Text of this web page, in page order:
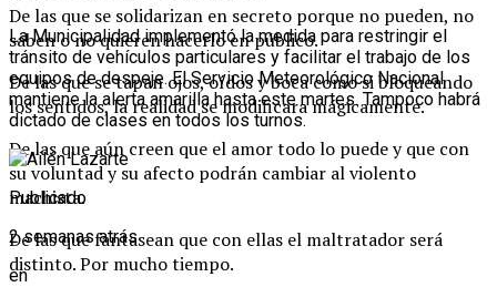
De las que se solidarizan en secreto porque no pueden, no
saben o no quieren hacerlo en público.
De las que se tapan ojos, oídos y boca como si bloqueando
los sentidos, la realidad se modificara mágicamente.
De las que aún creen que el amor todo lo puede y que con
su voluntad y su afecto podrán cambiar al violento
machista.
De las que fantasean que con ellas el maltratador será
distinto. Por mucho tiempo.
La Municipalidad implementó la medida para restringir el
tránsito de vehículos particulares y facilitar el trabajo de los
equipos de despeje. El Servicio Meteorológico Nacional
mantiene la alerta amarilla hasta este martes. Tampoco habrá
dictado de clases en todos los turnos.
Publicado
2 semanas atrás
en